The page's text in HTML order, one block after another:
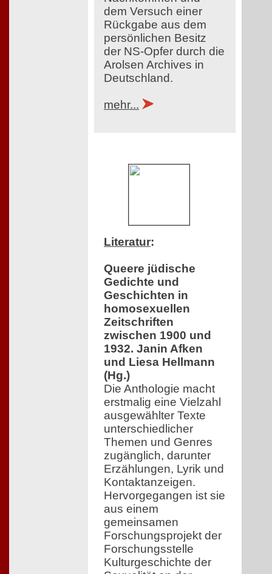
dem Versuch einer
Rückgabe aus dem
persönlichen Besitz
der NS-Opfer durch die
Arolsen Archives in
Deutschland.
mehr...
Literatur:
Queere jüdische
Gedichte und
Geschichten in
homosexuellen
Zeitschriften
zwischen 1900 und
1932. Janin Afken
und Liesa Hellmann
(Hg.)
Die Anthologie macht
erstmalig eine Vielzahl
ausgewählter Texte
unterschiedlicher
Themen und Genres
zugänglich, darunter
Erzählungen, Lyrik und
Kontaktanzeigen.
Hervorgegangen ist sie
aus einem
gemeinsamen
Forschungsprojekt der
Forschungsstelle
Kulturgeschichte der